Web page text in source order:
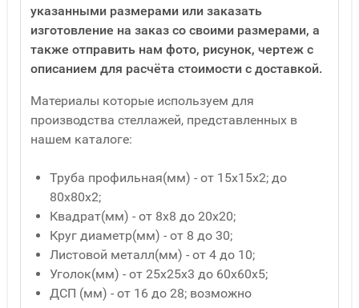
указанными размерами или заказать
изготовление на заказ со своими размерами, а
также отправить нам фото, рисунок, чертеж с
описанием для расчёта стоимости с доставкой.
Материалы которые используем для
производства стеллажей, представленных в
нашем каталоге:
Труба профильная(мм) - от 15x15x2; до
80x80x2;
Квадрат(мм) - от 8x8 до 20x20;
Круг диаметр(мм) - от 8 до 30;
Листовой металл(мм) - от 4 до 10;
Уголок(мм) - от 25x25x3 до 60x60x5;
ДСП (мм) - от 16 до 28; возможно